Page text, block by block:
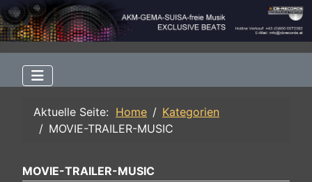
Aktuelle Seite: Home
Kategorien
MOVIE-TRAILER-MUSIC
MOVIE-TRAILER-MUSIC